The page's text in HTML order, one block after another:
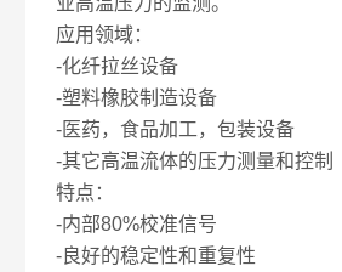
应用领域：
-化纤拉丝设备
-塑料橡胶制造设备
-医药，食品加工，包装设备
-其它高温流体的压力测量和控制
特点：
-内部80%校准信号
-良好的稳定性和重复性